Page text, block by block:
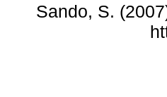
Sando, S.